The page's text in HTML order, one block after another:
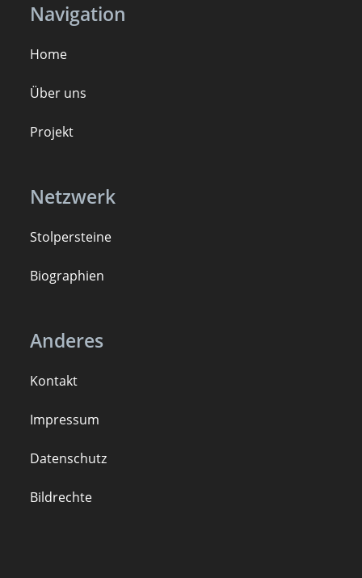
Navigation
Home
Über uns
Projekt
Netzwerk
Stolpersteine
Biographien
Anderes
Kontakt
Impressum
Datenschutz
Bildrechte